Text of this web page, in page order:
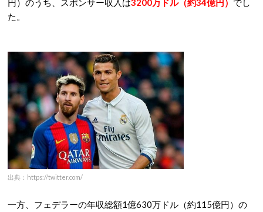
円）のうち、スポンサー収入は3200万ドル（約34億円） でし
た。
出典：https://twitter.com/
一方、フェデラーの年収総額1億630万ドル（約115億円）の